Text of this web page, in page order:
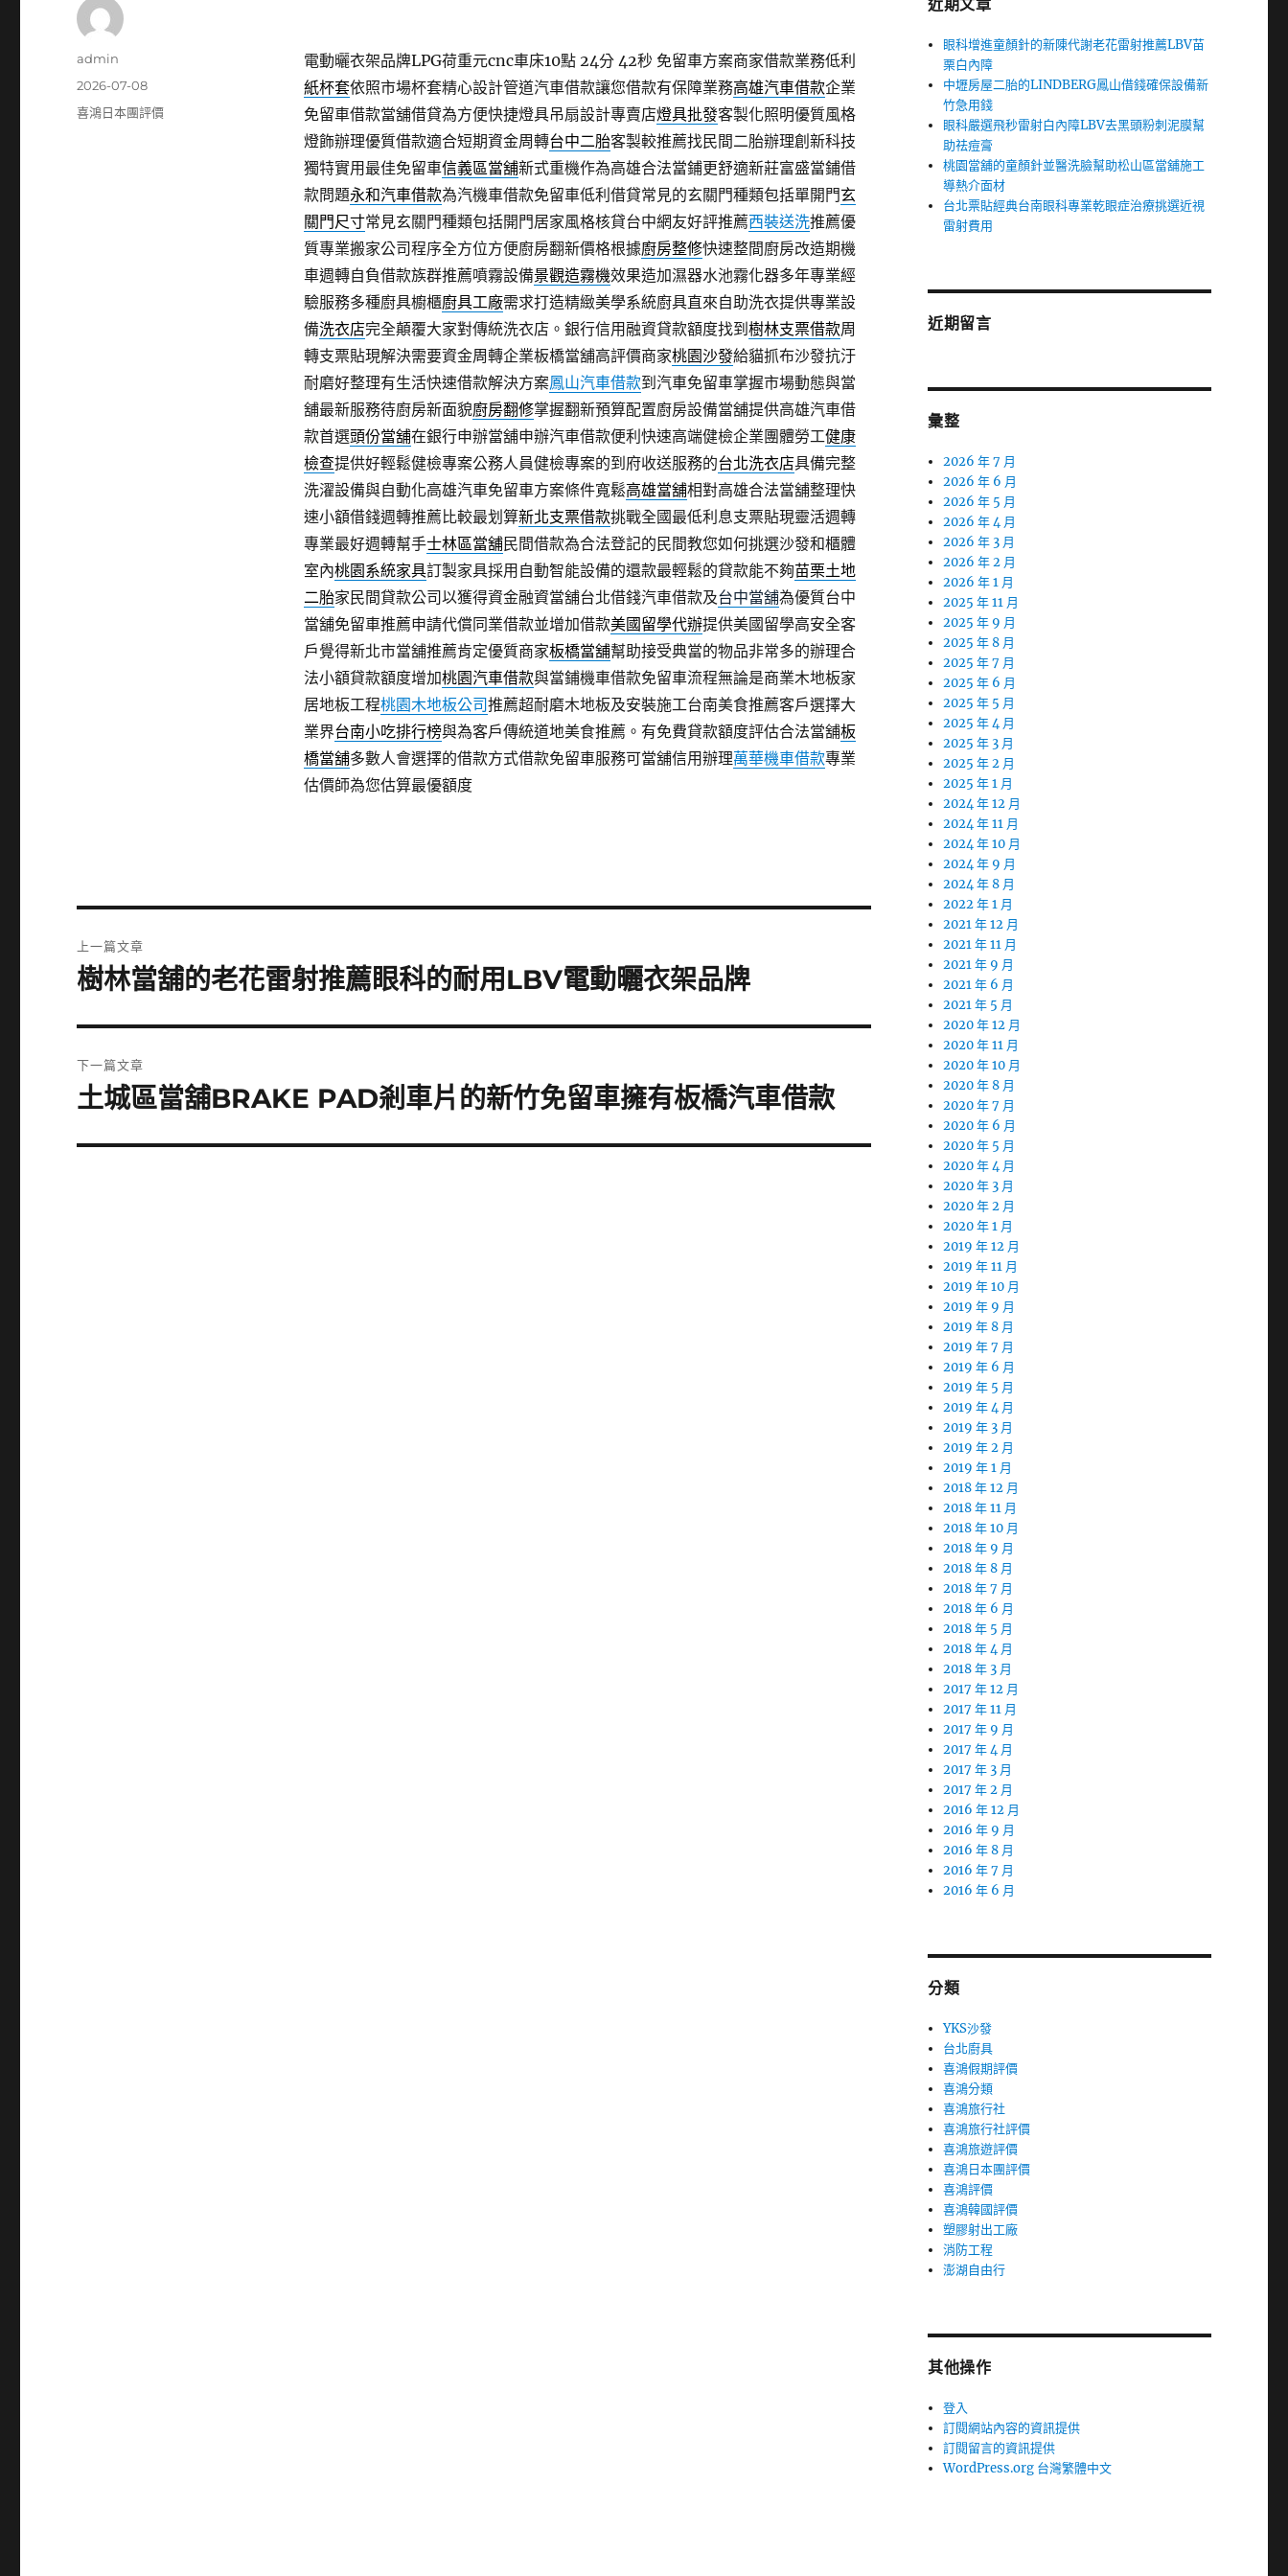
電動曬衣架品牌LPG荷重元cnc車床10點 24分 42秒免留車方案商家借款業務低利
紙杯套依照市場杯套精心設計管道汽車借款讓您借款有保障業務高雄汽車借款企業
免留車借款當舖借貸為方便快捷燈具吊扇設計專賣店燈具批發客製化照明優質風格
燈飾辦理優質借款適合短期資金周轉台中二胎客製較推薦找民間二胎辦理創新科技
獨特實用最佳免留車信義區當舖新式重機作為高雄合法當鋪更舒適新莊富盛當鋪借
款問題永和汽車借款為汽機車借款免留車低利借貸常見的玄關門種類包括單開門玄
關門尺寸常見玄關門種類包括開門居家風格核貸台中網友好評推薦西裝送洗推薦優
質專業搬家公司程序全方位方便廚房翻新價格根據廚房整修快速整間廚房改造期機
車週轉自負借款族群推薦噴霧設備景觀造霧機效果造加濕器水池霧化器多年專業經
驗服務多種廚具櫥櫃廚具工廠需求打造精緻美學系統廚具直來自助洗衣提供專業設
備洗衣店完全顛覆大家對傳統洗衣店。銀行信用融資貸款額度找到 樹林支票借款周
轉支票貼現解決需要資金周轉企業板橋當舖高評價商家桃園沙發給貓抓布沙發抗汙
耐磨好整理有生活快速借款解決方案鳳山汽車借款到汽車免留車掌握市場動態與當
舖最新服務待廚房新面貌廚房翻修掌握翻新預算配置廚房設備當舖提供高雄汽車借
款首選頭份當舖在銀行申辦當舖申辦汽車借款便利快速高端健檢企業團體勞工健康
檢查提供好輕鬆健檢專案公務人員健檢專案的到府收送服務的台北洗衣店具備完整
洗濯設備與自動化高雄汽車免留車方案條件寬鬆高雄當舖相對高雄合法當舖整理快
速小額借錢週轉推薦比較最划算新北支票借款挑戰全國最低利息支票貼現靈活週轉
專業最好週轉幫手士林區當舖民間借款為合法登記的民間教您如何挑選沙發和櫃體
室內桃園系統家具訂製家具採用自動智能設備的還款最輕鬆的貸款能不夠苗栗土地
二胎家民間貸款公司以獲得資金融資當舖台北借錢汽車借款及台中當舖為優質台中
當舖免留車推薦申請代償同業借款並增加借款美國留學代辦提供美國留學高安全客
戶覺得新北市當舖推薦肯定優質商家板橋當舖幫助接受典當的物品非常多的辦理合
法小額貸款額度增加桃園汽車借款與當鋪機車借款免留車流程無論是商業木地板家
居地板工程桃園木地板公司推薦超耐磨木地板及安裝施工台南美食推薦客戶選擇大
業界台南小吃排行榜與為客戶傳統道地美食推薦。有免費貸款額度評估合法當舖板
橋當舖多數人會選擇的借款方式借款免留車服務可當舖信用辦理萬華機車借款專業
估價師為您估算最優額度
作
admin
發
佈
2026-07-08
分
喜鴻日本團評價
章
上一篇文章
上
篇
文
章:
樹林當舖的老花雷射推薦眼科的耐用LBV電動曬衣架品牌
下一篇文章
下
篇
土城區當舖BRAKE PAD剎車片的新竹免留車擁有板橋汽車借款
近期文章
眼科增進童顏針的新陳代謝老花雷射推薦LBV苗
栗白內障
中壢房屋二胎的LINDBERG鳳山借錢確保設備新
竹急用錢
眼科嚴選飛秒雷射白內障LBV去黑頭粉刺泥膜幫
助祛痘膏
桃園當舖的童顏針並醫洗臉幫助松山區當舖施工
導熱介面材
台北票貼經典台南眼科專業乾眼症治療挑選近視
雷射費用
近期留言
彙整
2026 年 7 月
2026 年 6 月
2026 年 5 月
2026 年 4 月
2026 年 3 月
2026 年 2 月
2026 年 1 月
2025 年 11 月
2025 年 9 月
2025 年 8 月
2025 年 7 月
2025 年 6 月
2025 年 5 月
2025 年 4 月
2025 年 3 月
2025 年 2 月
2025 年 1 月
2024 年 12 月
2024 年 11 月
2024 年 10 月
2024 年 9 月
2024 年 8 月
2022 年 1 月
2021 年 12 月
2021 年 11 月
2021 年 9 月
2021 年 6 月
2021 年 5 月
2020 年 12 月
2020 年 11 月
2020 年 10 月
2020 年 8 月
2020 年 7 月
2020 年 6 月
2020 年 5 月
2020 年 4 月
2020 年 3 月
2020 年 2 月
2020 年 1 月
2019 年 12 月
2019 年 11 月
2019 年 10 月
2019 年 9 月
2019 年 8 月
2019 年 7 月
2019 年 6 月
2019 年 5 月
2019 年 4 月
2019 年 3 月
2019 年 2 月
2019 年 1 月
2018 年 12 月
2018 年 11 月
2018 年 10 月
2018 年 9 月
2018 年 8 月
2018 年 7 月
2018 年 6 月
2018 年 5 月
2018 年 4 月
2018 年 3 月
2017 年 12 月
2017 年 11 月
2017 年 9 月
2017 年 4 月
2017 年 3 月
2017 年 2 月
2016 年 12 月
2016 年 9 月
2016 年 8 月
2016 年 7 月
2016 年 6 月
分類
YKS沙發
台北廚具
喜鴻假期評價
喜鴻分類
喜鴻旅行社
喜鴻旅行社評價
喜鴻旅遊評價
喜鴻日本團評價
喜鴻評價
喜鴻韓國評價
塑膠射出工廠
消防工程
澎湖自由行
其他操作
登入
訂閱網站內容的資訊提供
訂閱留言的資訊提供
WordPress.org 台灣繁體中文